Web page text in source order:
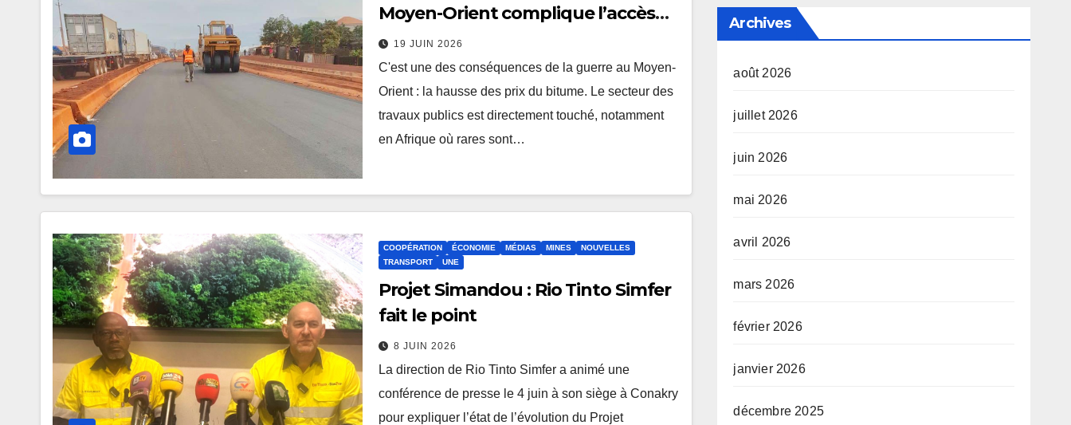
Moyen-Orient complique l’accès
de l’Afrique au bitume
19 JUIN 2026
C'est une des conséquences de la guerre au Moyen-
Orient : la hausse des prix du bitume. Le secteur des
travaux publics est directement touché, notamment
en Afrique où rares sont…
COOPÉRATION ÉCONOMIE MÉDIAS MINES
NOUVELLES
TRANSPORT
UNE
Projet Simandou : Rio Tinto Simfer
fait le point
8 JUIN 2026
La direction de Rio Tinto Simfer a animé une
conférence de presse le 4 juin à son siège à Conakry
pour expliquer l’état de l’évolution du Projet
Archives
août 2026
juillet 2026
juin 2026
mai 2026
avril 2026
mars 2026
février 2026
janvier 2026
décembre 2025